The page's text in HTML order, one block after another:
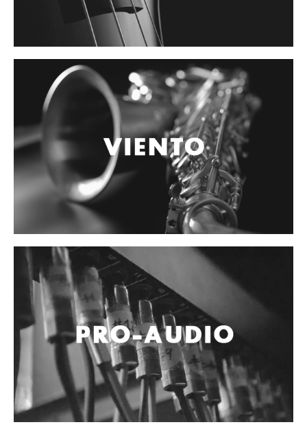
Audio Profesional
Columnas pasivas
Columnas activas
Amplificadores
Consolas mezcladoras
Procesadores y efectos
Monitores de estudio
Interfaz para grabación
Audífonos y monitoreo personal
Estantes y soportes
Instalaciones y publicidad
Accesorios
DJ
Controladores
Tornamesa
Mezcladora
Interfaz